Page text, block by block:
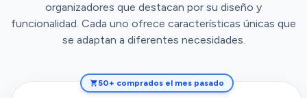
organizadores que destacan por su diseño y
funcionalidad. Cada uno ofrece características únicas que
se adaptan a diferentes necesidades.
50+ comprados el mes pasado